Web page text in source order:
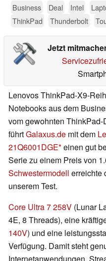
Business
Deal Intel
ThinkPad
Thunderbolt
Jetzt
Lenovos ThinkPad-X9-
Notebooks aus dem
vom gewohnten
führtGalaxus.de mit dem
21Q6001DGE einen gut
Serie zu einem Preis von
Schwestermodell erreichte
unserem Test.
Core Ultra 7 258V (Lunar
4E, 8 Threads), eine
140V) und eine
Verfügung. Damit steht